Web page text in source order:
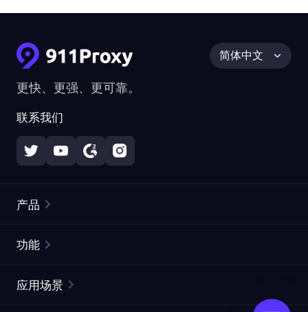
更快、更强、更可靠。
联系我们
简体中文
产品
静态住宅代理
功能
应用场景